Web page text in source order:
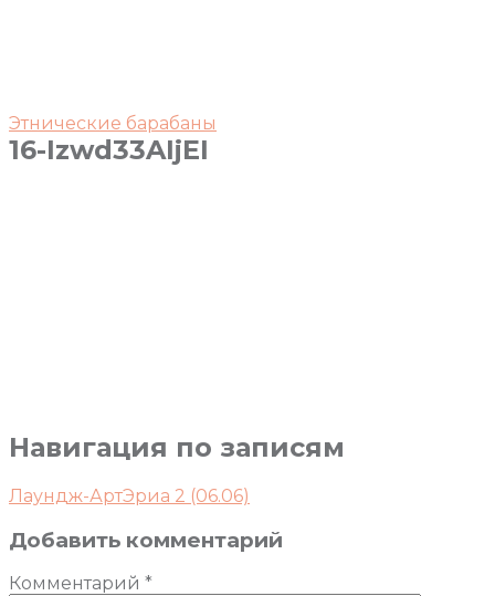
Этнические барабаны
16-Izwd33AIjEI
Навигация по записям
Лаундж-АртЭриа 2 (06.06)
Добавить комментарий
Комментарий *